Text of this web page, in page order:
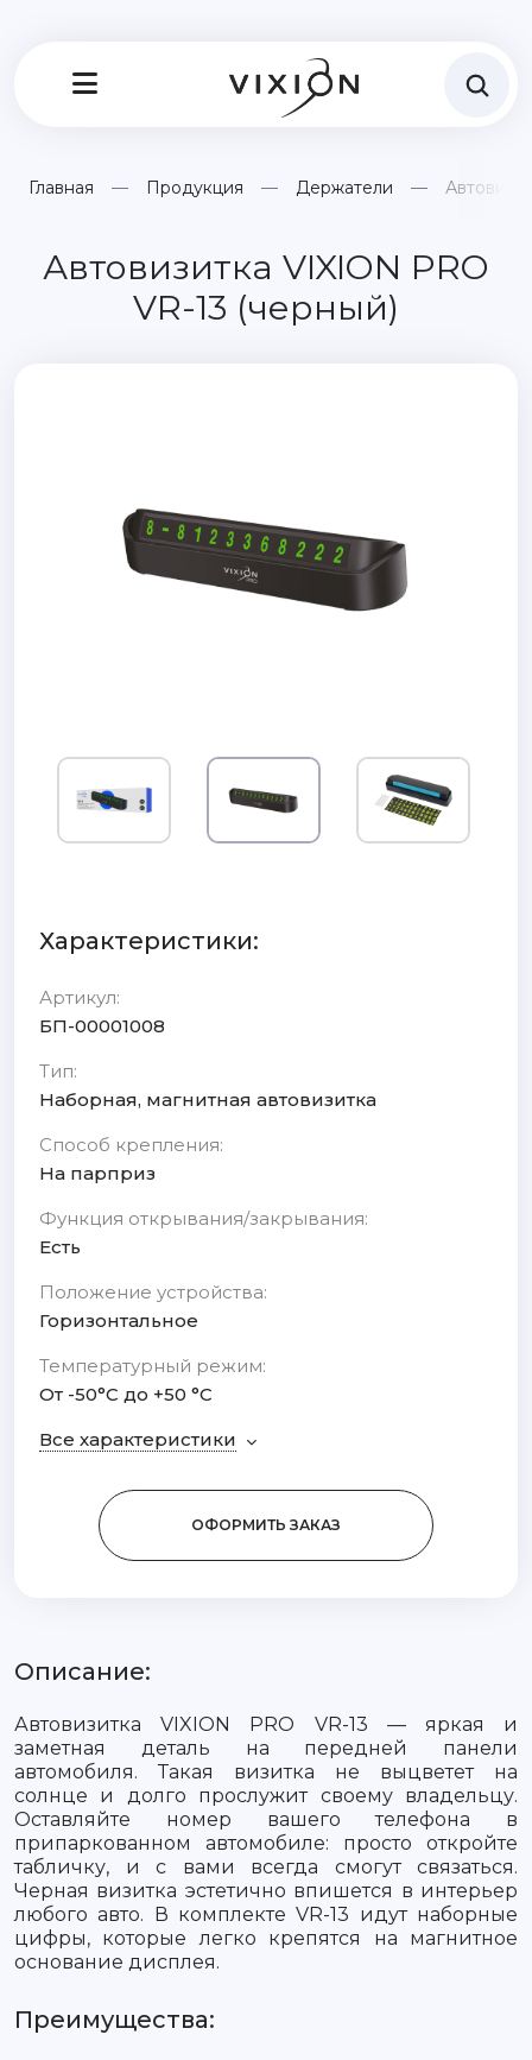
Главная Продукция Держатели
Автовизитка VIXION PRO
VR-13 (черный)
Характеристики:
Артикул:
БП-00001008
Тип:
Наборная, магнитная автовизитка
Способ крепления:
На парприз
Функция открывания/закрывания:
Есть
Положение устройства:
Горизонтальное
Температурный режим:
От -50°С до +50 °C
Все характеристики
ОФОРМИТЬ ЗАКАЗ
Описание:
Автовизитка VIXION PRO VR-13 — яркая и
заметная деталь на передней панели
автомобиля. Такая визитка не выцветет на
солнце и долго прослужит своему владельцу.
Оставляйте номер вашего телефона в
припаркованном автомобиле: просто откройте
табличку, и с вами всегда смогут связаться.
Черная визитка эстетично впишется в интерьер
любого авто. В комплекте VR-13 идут наборные
цифры, которые легко крепятся на магнитное
основание дисплея.
Преимущества: